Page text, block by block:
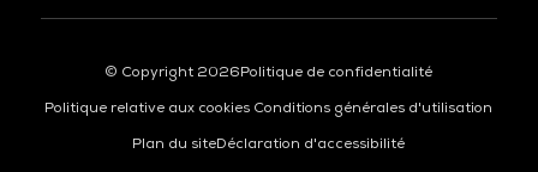
© Copyright 2026Politique de confidentialité
Politique relative aux cookies Conditions générales d'utilisation
Plan du siteDéclaration d'accessibilité